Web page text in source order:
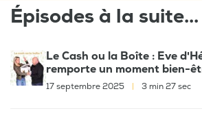
Épisodes à la suite...
Le Cash ou la Boîte : Eve
remporte un moment bien-
17 septembre 2025 3 min 27 sec